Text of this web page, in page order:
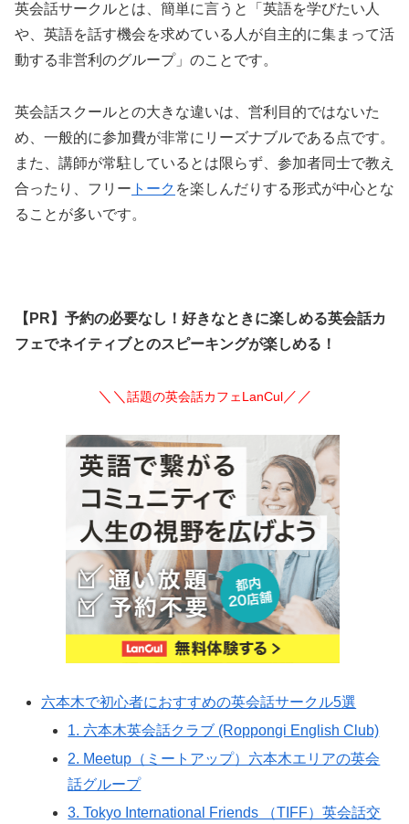
英会話サークルとは、簡単に言うと「英語を学びたい人
や、英語を話す機会を求めている人が自主的に集まって活
動する非営利のグループ」のことです。
英会話スクールとの大きな違いは、営利目的ではないた
め、一般的に参加費が非常にリーズナブルである点です。
また、講師が常駐しているとは限らず、参加者同士で教え
合ったり、フリー トーク を楽しんだりする形式が中心とな
ることが多いです。
【PR】予約の必要なし！好きなときに楽しめる英会話カ
フェでネイティブとのスピーキングが楽しめる！
＼＼ 話題の英会話カフェLanCul／／
六本木で初心者におすすめの英会話サークル5選
1. 六本木英会話クラブ (Roppongi English Club)
2. Meetup（ミートアップ）六本木エリアの英会
話グループ
3. Tokyo International Friends （TIFF）英会話交